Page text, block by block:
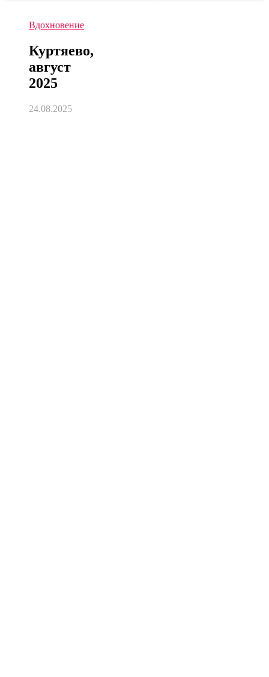
Вдохновение
Куртяево,
август
2025
24.08.2025